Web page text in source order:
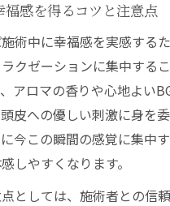
福感を得るコツと注意点
術中に幸福感を実感する
クゼーションに集中する
アロマの香りや心地よい
皮への優しい刺激に身を
今この瞬間の感覚に集中
しやすくなります。
としては、施術者との信